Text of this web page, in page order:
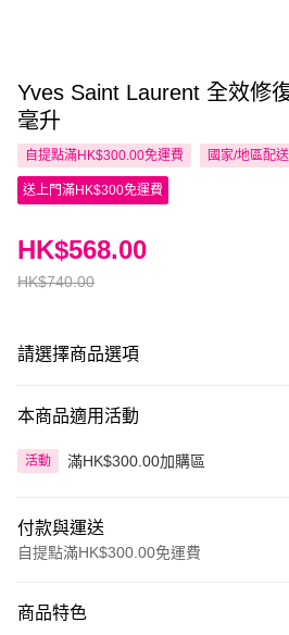
Yves Saint Laurent 全效修
毫升
自提點滿HK$300.00免運費 國家/地區配送
送上門滿HK$300免運費
HK$740.00
HK$568.00
請選擇商品選項
本商品適用活動
活動 滿HK$300.00加購區
付款與運送
自提點滿HK$300.00免運費
信用卡
商品特色